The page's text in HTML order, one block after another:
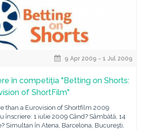
9 Apr 2009 - 1 Jul 2009
în competiţia "Betting on Shorts:
of ShortFilm"
than a Eurovision of Shortfilm 2009
înscriere: 1 iulie 2009 Când? Sâmbătă, 14
Simultan în Atena, Barcelona, Bucureşti,